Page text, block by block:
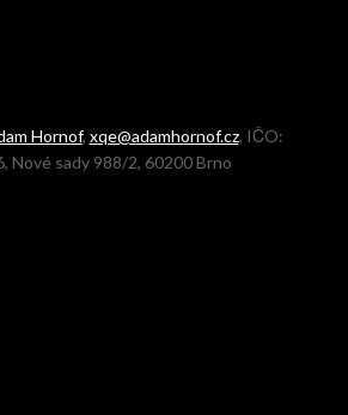
Hornof, xqe@adamhornof.cz, IČO:
Nové sady 988/2, 60200 Brno